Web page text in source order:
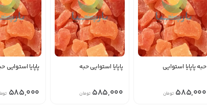
حبه پاپایا استوایی
585,000 تومان
پاپایا استوایی حبه
585,000 تومان
پاپایا استوایی
585,000